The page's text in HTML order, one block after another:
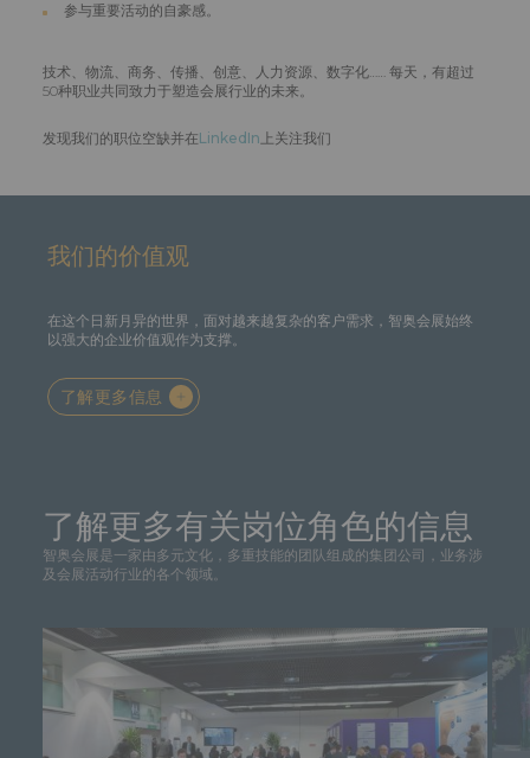
参与重要活动的自豪感。
技术、物流、商务、传播、创意、人力资源、数字化…… 每天，有超过
50种职业共同致力于塑造会展行业的未来。
发现我们的职位空缺并在LinkedIn 上关注我们
我们的价值观
在这个日新月异的世界，面对越来越复杂的客户需求，智奥会展始终
以强大的企业价值观作为支撑。
了解更多信息
了解更多有关岗位角色的信息
智奥会展是一家由多元文化，多重技能的团队组成的集团公司，业务涉
及会展活动行业的各个领域。